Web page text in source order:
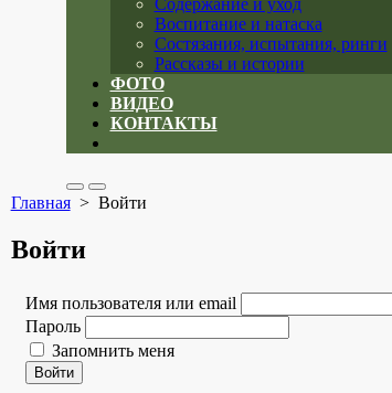
Содержание и уход
Воспитание и натаска
Состязания, испытания, ринги
Рассказы и истории
ФОТО
ВИДЕО
КОНТАКТЫ
menu
Search
Toggle
Меню
Главная> Войти
Войти
Имя пользователя или email
Пароль
Запомнить меня
Войти